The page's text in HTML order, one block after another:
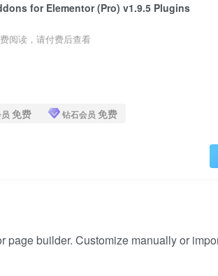
for Elementor (Pro) v1.9.5 Plugins
阅读，请付费后查看
免费 钻石会员 免费
builder. Customize manually or